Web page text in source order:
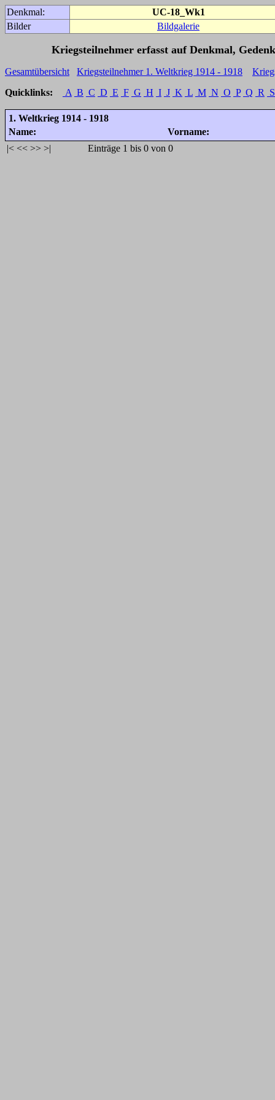
Denkmal:
UC-18_Wk1
Bilder
Bildgalerie
Kriegsteilnehmer erfasst auf Denkmal,
Gesamtübersicht Kriegsteilnehmer 1. Weltkrieg 1914 - 1918
Quicklinks:
A B C D E F G H I J K L M N O P Q R S
1. Weltkrieg 1914 - 1918
Name:
Vorname:
|< << >> >| Einträge 1 bis 0 von 0